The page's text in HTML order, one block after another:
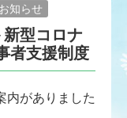
お知らせ
新型コロナ
者支援制度
内がありました